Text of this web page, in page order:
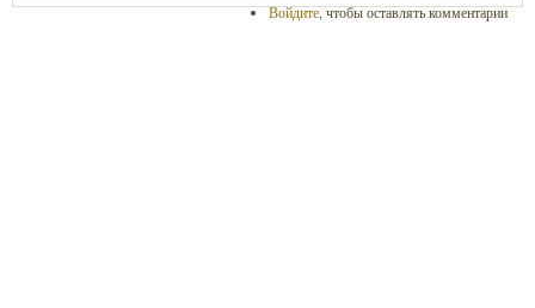
Войдите, чтобы оставлять комментарии